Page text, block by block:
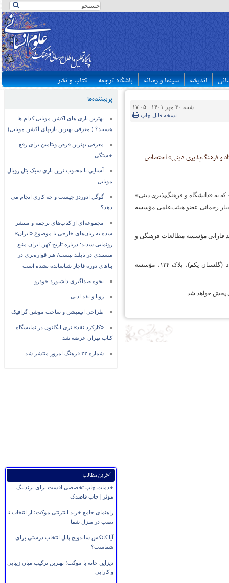
اندیشه سینما و رسانه باشگاه ترجمه کتاب و نشر
پربیننده‌ها
بهترین بازی های اکشن موبایل کدام ها
هستند؟ ( معرفی بهترین بازیهای اکشن موبایل)
معرفی بهترین قرص ویتامین برای رفع
خستگی
آشنایی با محبوب ترین بازی سبک بتل رویال
موبایل
گوگل ادوردز چیست و چه کاری انجام می
دهد؟
مجموعه‌ای از کتاب‌های ترجمه و منتشر
شده به زبان‌های خارجی با موضوع «ایران»
رونمایی شدند: درباره تاریخ کهن ایران منبع
مستندی در تایلند نیست/ هنر قواره‌بری در
بناهای دوره قاجار شناسانده نشده است
نحوه صداگیری داشبورد خودرو
رویا و نقد ادبی
طراحی انیمیشن و ساخت موشن گرافیک
«کارکرد نقد» تری ایگلتون در نمایشگاه
کتاب تهران عرضه شد
شماره ۲۲ فرهنگ امروز منتشر شد
آخرین مطالب
خدمات چاپ تخصصی افست برای برندینگ
موثر | چاپ قاصدک
راهنمای جامع خرید اینترنتی موکت؛ از انتخاب تا
نصب در منزل شما
آیا کانکس ساندویچ پانل انتخاب درستی برای
شماست؟
دیزاین خانه با موکت؛ بهترین ترکیب میان زیبایی
و کارایی
شنبه ۳۰ مهر ۱۴۰۱ - ۱۷:۰۵
نسخه قابل چاپ
و فرهنگ‌پذیری دینی» اختصاص
به «دانشگاه و فرهنگ‌پذیری دینی»
رحمانی عضو هیئت‌علمی مؤسسه
در محل تالار ابونصرمحمد فارابی مؤسسه مطالعات فرهنگی و
علاقه‌مندان می‌توانند برای حضور در این نشست تخصصی به آدرس پاسداران، خیابان مؤمن‌نژاد (گلستان یکم)، پلاک ۱۲۴، مؤسسه